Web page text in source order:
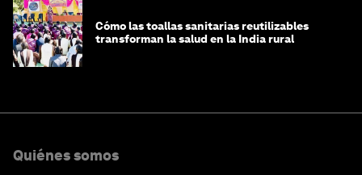
Cómo las toallas sanitarias reutilizables
transforman la salud en la India rural
Quiénes somos